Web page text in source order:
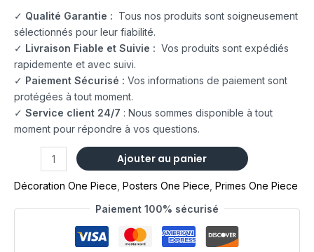
✓ Qualité Garantie : Tous nos produits sont soigneusement
sélectionnés pour leur fiabilité.
✓ Livraison Fiable et Suivie : Vos produits sont expédiés
rapidemente et avec suivi.
✓ Paiement Sécurisé : Vos informations de paiement sont
protégées à tout moment.
✓ Service client 24/7 : Nous sommes disponible à tout
moment pour répondre à vos questions.
Ajouter au panier
Décoration One Piece Posters One Piece Primes One Piece
Paiement 100% sécurisé